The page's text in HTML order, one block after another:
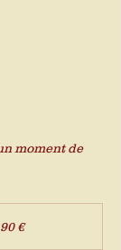
moment de
90 €